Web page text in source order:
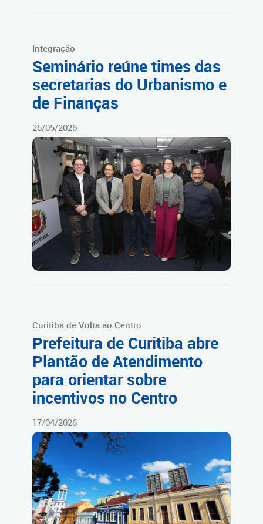
Integração
Seminário reúne times das
secretarias do Urbanismo e
de Finanças
26/05/2026
Curitiba de Volta ao Centro
Prefeitura de Curitiba abre
Plantão de Atendimento
para orientar sobre
incentivos no Centro
17/04/2026